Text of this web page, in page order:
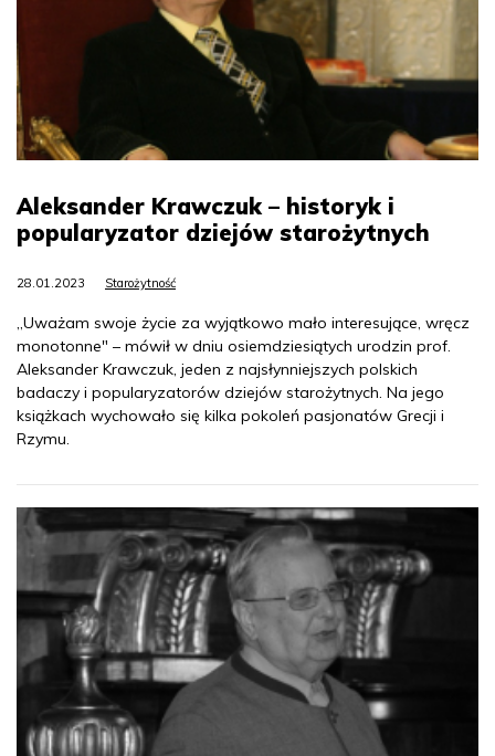
Aleksander Krawczuk – historyk i
popularyzator dziejów starożytnych
28.01.2023 Starożytność
„Uważam swoje życie za wyjątkowo mało interesujące, wręcz
monotonne" – mówił w dniu osiemdziesiątych urodzin prof.
Aleksander Krawczuk, jeden z najsłynniejszych polskich
badaczy i popularyzatorów dziejów starożytnych. Na jego
książkach wychowało się kilka pokoleń pasjonatów Grecji i
Rzymu.